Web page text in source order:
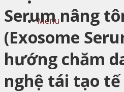
Menu
Serum nâng
(Exosome
hướng chăm
nghệ tái tạo tế